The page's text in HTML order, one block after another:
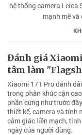
hệ thống camera Leica
mạnh mẽ
Đánh giá
tâm làm
Xiaomi 17T Pro đánh
trong phân khúc cận
phần cứng như trước
thiết kế, camera và tính
cảm giác liền mạch,
ngày của người dùng.